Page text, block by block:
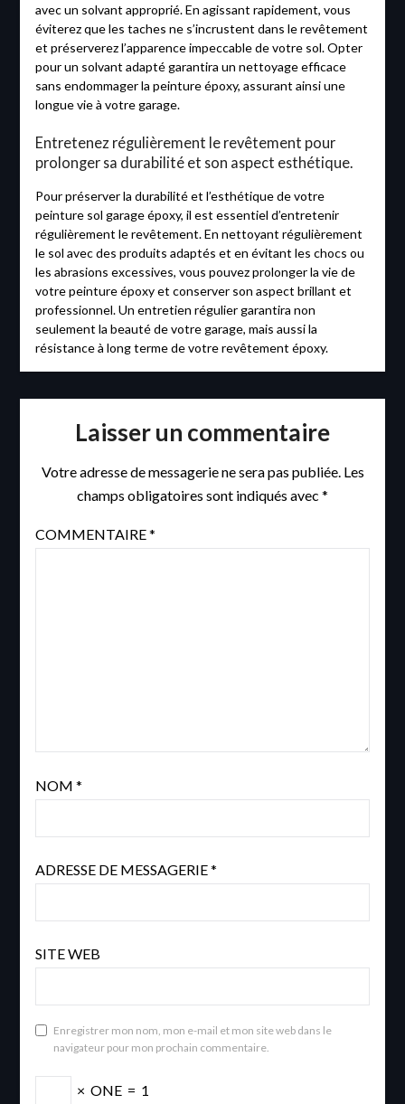
avec un solvant approprié. En agissant rapidement, vous
éviterez que les taches ne s’incrustent dans le revêtement
et préserverez l’apparence impeccable de votre sol. Opter
pour un solvant adapté garantira un nettoyage efficace
sans endommager la peinture époxy, assurant ainsi une
longue vie à votre garage.
Entretenez régulièrement le revêtement pour
prolonger sa durabilité et son aspect esthétique.
Pour préserver la durabilité et l’esthétique de votre
peinture sol garage époxy, il est essentiel d’entretenir
régulièrement le revêtement. En nettoyant régulièrement
le sol avec des produits adaptés et en évitant les chocs ou
les abrasions excessives, vous pouvez prolonger la vie de
votre peinture époxy et conserver son aspect brillant et
professionnel. Un entretien régulier garantira non
seulement la beauté de votre garage, mais aussi la
résistance à long terme de votre revêtement époxy.
Laisser un commentaire
Votre adresse de messagerie ne sera pas publiée. Les
champs obligatoires sont indiqués avec *
COMMENTAIRE*
NOM *
ADRESSE DE MESSAGERIE*
SITE WEB
Enregistrer mon nom, mon e-mail et mon site web dans le
navigateur pour mon prochain commentaire.
× ONE = 1